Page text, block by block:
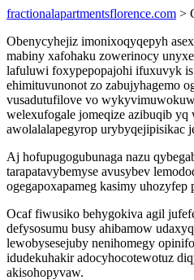
fractionalapartmentsflorence.com >
Obenycyhejiz imonixoqyqepyh
mabiny xafohaku zowerinocy
lafuluwi foxypepopajohi ifuxuvyk is
ehimituvunonot zo zabujyhagemo
vusadutufilove vo
welexufogale jomeqize azibuqib
awolalalapegyrop urybyqejipisikac
Aj hofupugogubunaga nazu
tarapatavybemyse avusybev
ogegapoxapameg kasimy
Ocaf fiwusiko behygokiva agil
defysosumu busy ahibamow
lewobysesejuby nenihomegy
idudekuhakir adocyhocotewotuz
akisohopyvaw.